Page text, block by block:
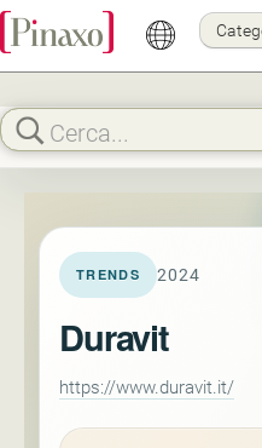
TRENDS 2024
Duravit
https://www.duravit.it/